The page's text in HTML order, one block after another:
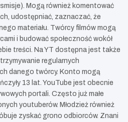
Mogą również komentować
udostępniać, zaznaczać, że
materiału. Twórcy filmów mogą
i budować społeczność wokół
treści. Na YT dostępna jest także
regularnych
danego twórcy. Konto mogą
13 lat. YouTube jest obecnie
portali. Często już małe
youtuberów. Młodzież również
zyskać grono odbiorców. Znani